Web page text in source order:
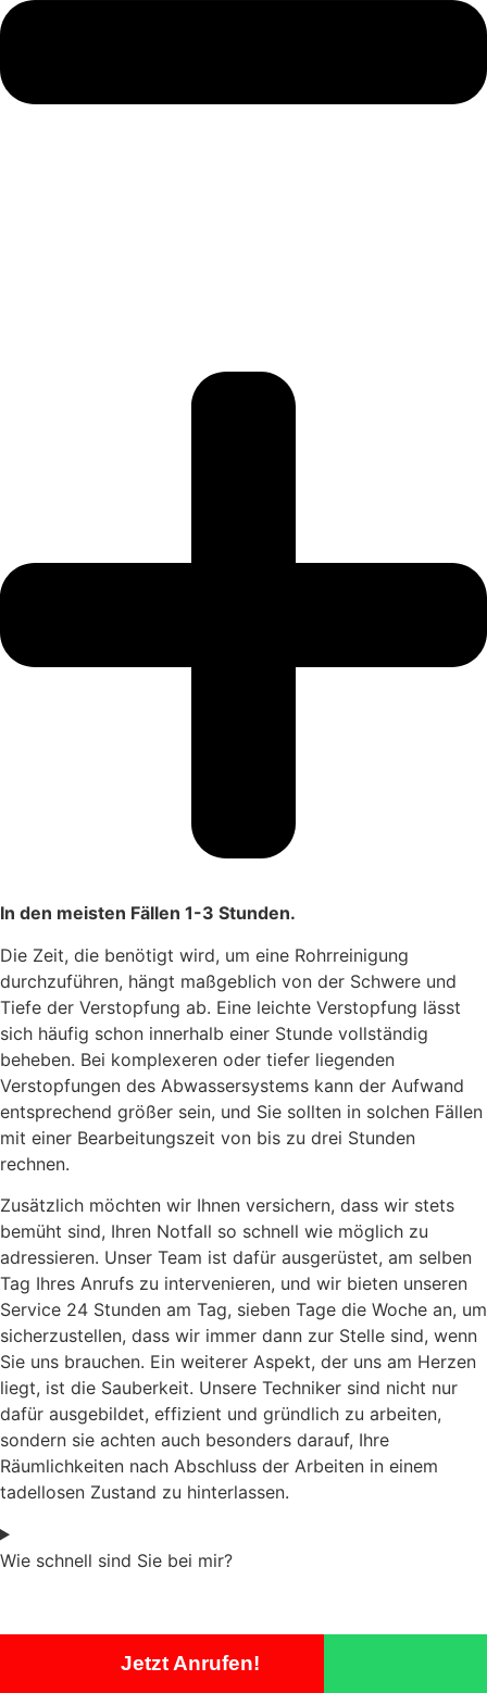
In den meisten Fällen 1-3 Stunden.
Die Zeit, die benötigt wird, um eine Rohrreinigung
durchzuführen, hängt maßgeblich von der Schwere und
Tiefe der Verstopfung ab. Eine leichte Verstopfung lässt
sich häufig schon innerhalb einer Stunde vollständig
beheben. Bei komplexeren oder tiefer liegenden
Verstopfungen des Abwassersystems kann der Aufwand
entsprechend größer sein, und Sie sollten in solchen Fällen
mit einer Bearbeitungszeit von bis zu drei Stunden
rechnen.
Zusätzlich möchten wir Ihnen versichern, dass wir stets
bemüht sind, Ihren Notfall so schnell wie möglich zu
adressieren. Unser Team ist dafür ausgerüstet, am selben
Tag Ihres Anrufs zu intervenieren, und wir bieten unseren
Service 24 Stunden am Tag, sieben Tage die Woche an, um
sicherzustellen, dass wir immer dann zur Stelle sind, wenn
Sie uns brauchen. Ein weiterer Aspekt, der uns am Herzen
liegt, ist die Sauberkeit. Unsere Techniker sind nicht nur
dafür ausgebildet, effizient und gründlich zu arbeiten,
sondern sie achten auch besonders darauf, Ihre
Räumlichkeiten nach Abschluss der Arbeiten in einem
tadellosen Zustand zu hinterlassen.
Wie schnell sind Sie bei mir?
Jetzt Anrufen!